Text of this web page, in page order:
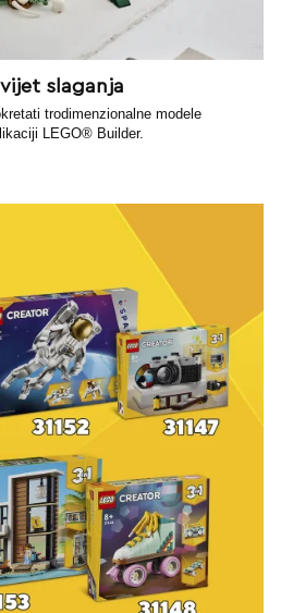
slaganja
trodimenzionalne modele
LEGO® Builder.